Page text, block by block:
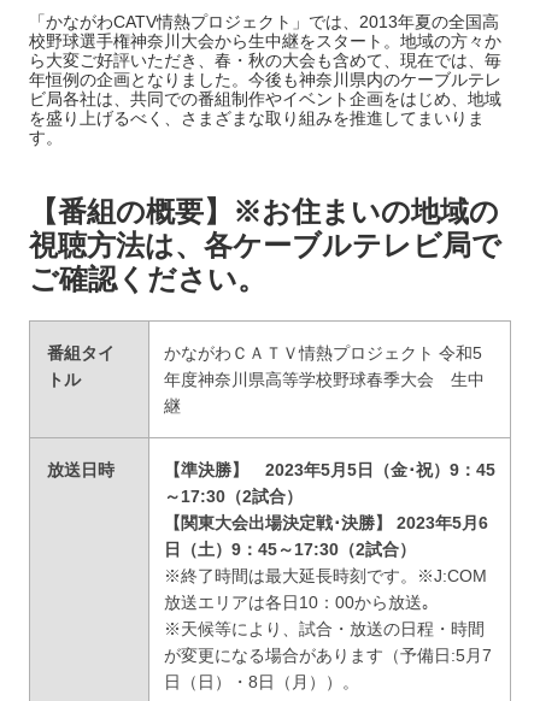
「かながわCATV情熱プロジェクト」では、2013年夏の全国高
校野球選手権神奈川大会から生中継をスタート。地域の方々か
ら大変ご好評いただき、春・秋の大会も含めて、現在では、毎
年恒例の企画となりました。今後も神奈川県内のケーブルテレ
ビ局各社は、共同での番組制作やイベント企画をはじめ、地域
を盛り上げるべく、さまざまな取り組みを推進してまいりま
す。
【番組の概要】※お住まいの地域の
視聴方法は、各ケーブルテレビ局で
ご確認ください。
番組タイ
トル
かながわＣＡＴＶ情熱プロジェクト 令和5
年度神奈川県高等学校野球春季大会 生中
継
放送日時
【準決勝】 2023年5月5日（金･祝）9：45
～17:30（2試合）
【関東大会出場決定戦･決勝】 2023年5月6
日（土）9：45～17:30（2試合）
※終了時間は最大延長時刻です。※J:COM
放送エリアは各日10：00から放送｡
※天候等により、試合・放送の日程・時間
が変更になる場合があります（予備日:5月7
日（日）・8日（月））。